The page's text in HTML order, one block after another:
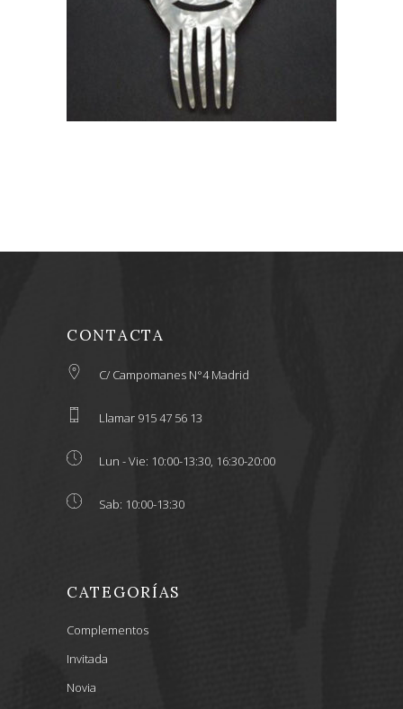
55,01€
CONTACTA
C/ Campomanes N°4 Madrid
Llamar 915 47 56 13
Lun - Vie: 10:00-13:30, 16:30-20:00
Sab: 10:00-13:30
CATEGORÍAS
Complementos
Invitada
Novia